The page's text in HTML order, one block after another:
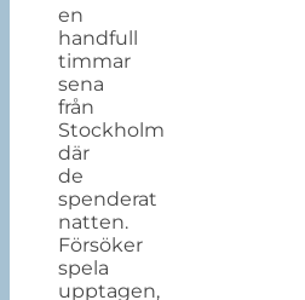
en
handfull
timmar
sena
från
Stockholm
där
de
spenderat
natten.
Försöker
spela
upptagen,